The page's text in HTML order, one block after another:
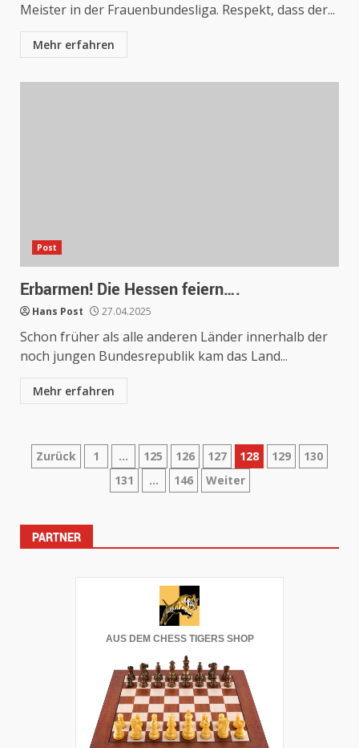
Meister in der Frauenbundesliga. Respekt, dass der...
Mehr erfahren
Post
Erbarmen! Die Hessen feiern….
Hans Post 27.04.2025
Schon früher als alle anderen Länder innerhalb der
noch jungen Bundesrepublik kam das Land...
Mehr erfahren
Seitennummerierung
Beiträge
Zurück 1 … 125 126 127 128 129
130
131
… 146 Weiter
PARTNER
AUS DEM CHESS TIGERS SHOP